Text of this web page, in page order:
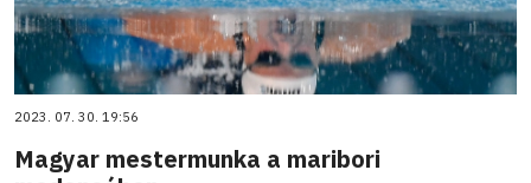
2023. 07. 30. 19:56
Magyar mestermunka a maribori